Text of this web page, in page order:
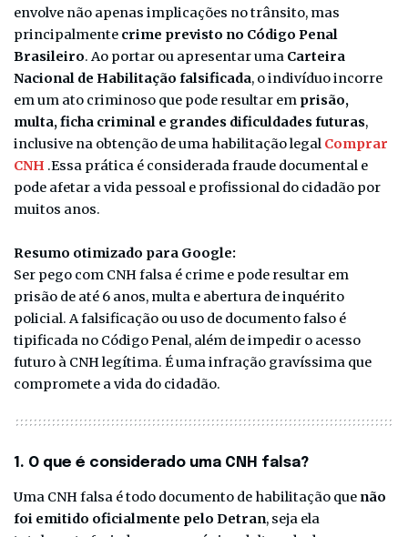
envolve não apenas implicações no trânsito, mas
principalmente crime previsto no Código Penal
Brasileiro. Ao portar ou apresentar uma Carteira
Nacional de Habilitação falsificada, o indivíduo incorre
em um ato criminoso que pode resultar em prisão,
multa, ficha criminal e grandes dificuldades futuras,
inclusive na obtenção de uma habilitação legal Comprar
CNH .Essa prática é considerada fraude documental e
pode afetar a vida pessoal e profissional do cidadão por
muitos anos.
Resumo otimizado para Google:
Ser pego com CNH falsa é crime e pode resultar em
prisão de até 6 anos, multa e abertura de inquérito
policial. A falsificação ou uso de documento falso é
tipificada no Código Penal, além de impedir o acesso
futuro à CNH legítima. É uma infração gravíssima que
compromete a vida do cidadão.
1. O que é considerado uma CNH falsa?
Uma CNH falsa é todo documento de habilitação que não
foi emitido oficialmente pelo Detran, seja ela